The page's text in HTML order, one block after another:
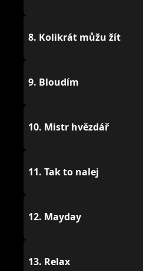
8. Kolikrát můžu žít
9. Bloudím
10. Mistr hvězdář
11. Tak to nalej
12. Mayday
13. Relax